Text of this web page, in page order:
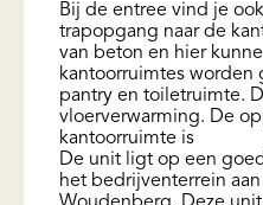
Bij de entree vind je
trapopgang naar de
van beton en hier
kantoorruimtes worden
pantry en toiletruimte.
vloerverwarming. De
kantoorruimte is
De unit ligt op een
het bedrijventerrein